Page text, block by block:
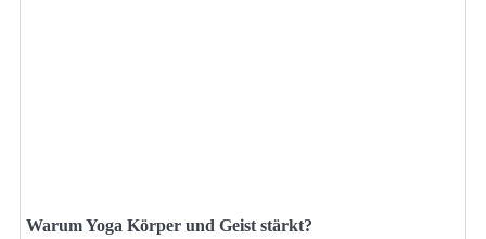
Warum Yoga Körper und Geist stärkt?